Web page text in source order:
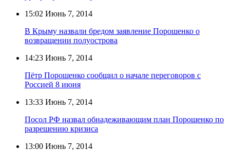
15:02 Июнь 7, 2014
В Крыму назвали бредом заявление Порошенко о
возвращении полуострова
14:23 Июнь 7, 2014
Пётр Порошенко сообщил о начале переговоров с
Россией 8 июня
13:33 Июнь 7, 2014
Посол РФ назвал обнадеживающим план Порошенко по
разрешению кризиса
13:00 Июнь 7, 2014